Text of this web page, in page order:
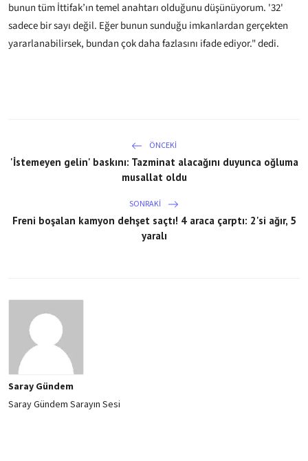
bunun tüm İttifak’ın temel anahtarı olduğunu düşünüyorum. '32'
sadece bir sayı değil. Eğer bunun sunduğu imkanlardan gerçekten
yararlanabilirsek, bundan çok daha fazlasını ifade ediyor." dedi.
ÖNCEKI
'İstemeyen gelin' baskını: Tazminat alacağını duyunca oğluma
musallat oldu
SONRAKI
Freni boşalan kamyon dehşet saçtı! 4 araca çarptı: 2'si ağır, 5
yaralı
Saray Gündem
Saray Gündem Sarayın Sesi